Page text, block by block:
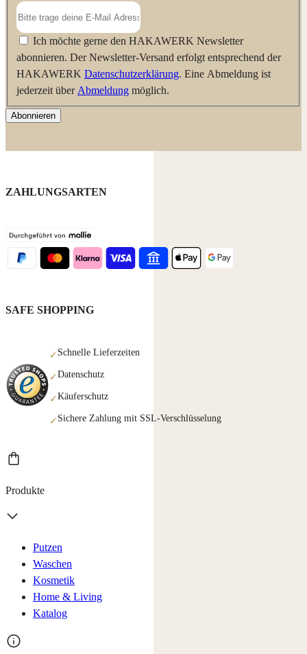
Ich möchte gerne den HAKAWERK Newsletter
abonnieren. Der Newsletter-Versand erfolgt entsprechend der
HAKAWERK Datenschutzerklärung. Eine Abmeldung ist
jederzeit über Abmeldung möglich.
Abonnieren
ZAHLUNGSARTEN
SAFE SHOPPING
✓ Schnelle Lieferzeiten
✓Datenschutz
✓Käuferschutz
✓ Sichere Zahlung mit SSL-Verschlüsselung
Produkte
Putzen
Waschen
Kosmetik
Home & Living
Katalog